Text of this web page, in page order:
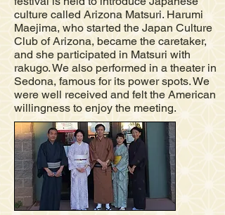
culture called Arizona Matsuri. Harumi
Maejima, who started the Japan Culture
Club of Arizona, became the caretaker,
and she participated in Matsuri with
rakugo. We also performed in a theater in
Sedona, famous for its power spots. We
were well received and felt the American
willingness to enjoy the meeting.